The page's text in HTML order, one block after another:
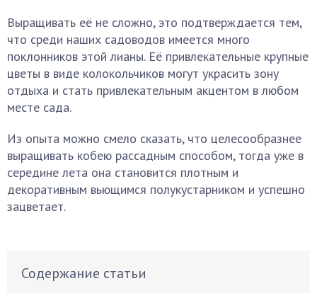
Выращивать её не сложно, это подтверждается тем,
что среди наших садоводов имеется много
поклонников этой лианы. Её привлекательные крупные
цветы в виде колокольчиков могут украсить зону
отдыха и стать привлекательным акцентом в любом
месте сада.
Из опыта можно смело сказать, что целесообразнее
выращивать кобею рассадным способом, тогда уже в
середине лета она становится плотным и
декоративным вьющимся полукустарником и успешно
зацветает.
Содержание статьи